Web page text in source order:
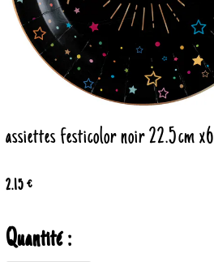
assiettes festicolor noir 22.5cm x6
2.15 €
Quantité :